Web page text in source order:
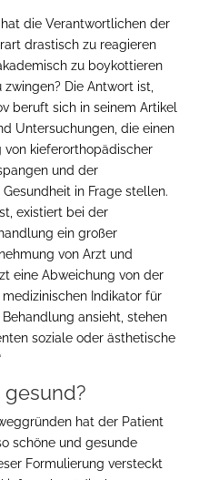
die Verantwortlichen der
drastisch zu reagieren
zu boykottieren
Die Antwort ist,
beruft sich in seinem Artikel
Untersuchungen, die einen
kieferorthopädischer
und der
in Frage stellen.
existiert bei der
ein großer
von Arzt und
eine Abweichung von der
Indikator für
ansieht, stehen
soziale oder ästhetische
hat der Patient
schöne und gesunde
Formulierung versteckt